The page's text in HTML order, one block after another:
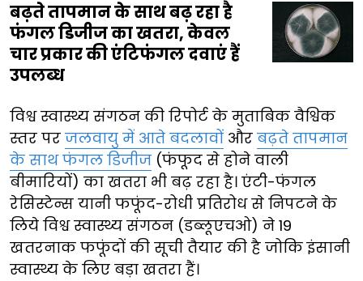
बढ़ते तापमान के साथ बढ़ रहा है
फंगल डिजीज का खतरा, केवल
चार प्रकार की एंटिफंगल दवाएं हैं
उपलब्ध
विश्व स्वास्थ्य संगठन की रिपोर्ट के मुताबिक वैश्विक
स्तर पर जलवायु में आते बदलावों और बढ़ते तापमान
के साथ फंगल डिजीज (फंफूद से होने वाली
बीमारियों) का खतरा भी बढ़ रहा है। एंटी-फंगल
रेसिस्टेन्स यानी फफूंद-रोधी प्रतिरोध से निपटने के
लिये विश्व स्वास्थ्य संगठन (डब्लूएचओ) ने 19
खतरनाक फफूंदों की सूची तैयार की है जोकि इंसानी
स्वास्थ्य के लिए बड़ा खतरा हैं।